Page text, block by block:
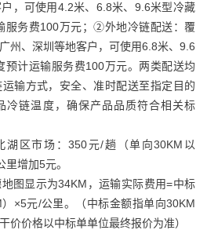
，可使用4.2米、6.8米、9.6米型冷藏
服务费100万元；②外地冷链配送：覆
州、深圳等地客户，可使用6.8米、9.6
预计运输服务费100万元。两类配送均
输方式，安全、准时配送至指定目的
冷链温度，确保产品品质符合相关标
湖区市场：350元/趟（单向30KM以
增加5元。
图显示为34KM，运输实际费用=中标
×5元/公里。（中标金额指单向30KM
价价格以中标单单位最终报价为准）